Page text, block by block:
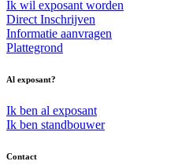
Ik wil exposant worden
Direct Inschrijven
Informatie aanvragen
Plattegrond
Al exposant?
Ik ben al exposant
Ik ben standbouwer
Contact